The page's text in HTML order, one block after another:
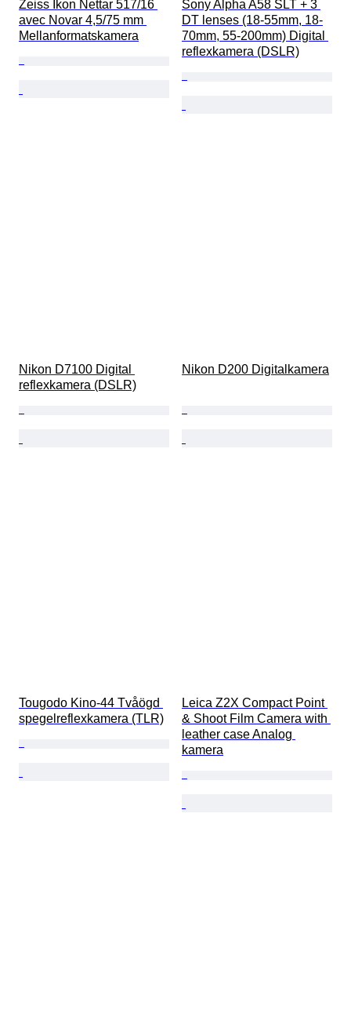
Zeiss Ikon Nettar 517/16
avec Novar 4,5/75 mm
Mellanformatskamera
Sony Alpha A58 SLT + 3
DT lenses (18-55mm, 18-
70mm, 55-200mm) Digital
reflexkamera (DSLR)
Nikon D7100 Digital
reflexkamera (DSLR)
Nikon D200 Digitalkamera
Tougodo Kino-44 Tvåögd
spegelreflexkamera (TLR)
Leica Z2X Compact Point
& Shoot Film Camera with
leather case Analog
kamera